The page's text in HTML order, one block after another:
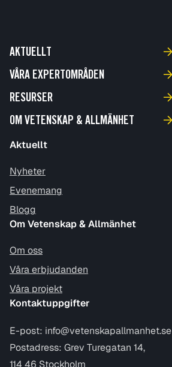
AKTUELLT
VÅRA EXPERTOMRÅDEN
RESURSER
OM VETENSKAP & ALLMÄNHET
Aktuellt
Nyheter
Evenemang
Blogg
Om Vetenskap & Allmänhet
Om oss
Våra erbjudanden
Våra projekt
Kontaktuppgifter
E-post: info@vetenskapallmanhet.se
Postadress: Grev Turegatan 14,
114 46 Stockholm